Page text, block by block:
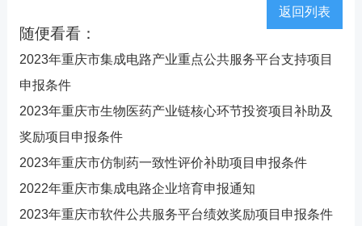
返回列表
随便看看：
2023年重庆市集成电路产业重点公共服务平台支持项目
申报条件
2023年重庆市生物医药产业链核心环节投资项目补助及
奖励项目申报条件
2023年重庆市仿制药一致性评价补助项目申报条件
2022年重庆市集成电路企业培育申报通知
2023年重庆市软件公共服务平台绩效奖励项目申报条件